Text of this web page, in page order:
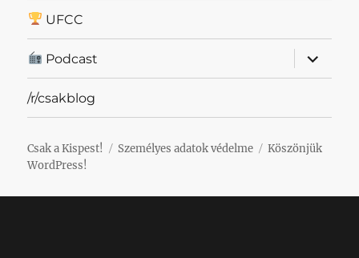
UFCC
Podcast
almenü
/r/csakblog
Csak a Kispest! Személyes adatok védelme
Köszönjük
WordPress!